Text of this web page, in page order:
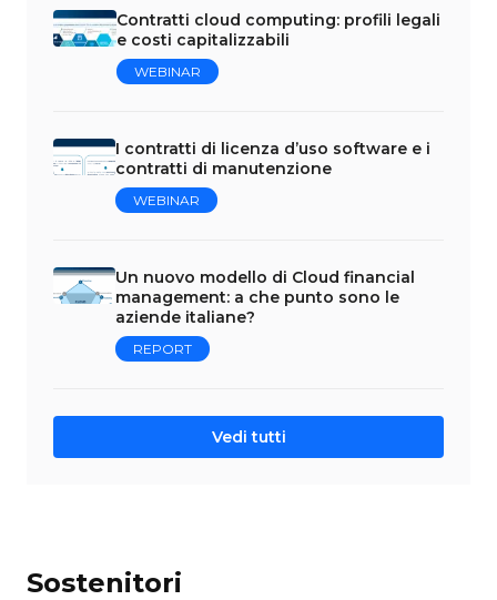
Contratti cloud computing: profili legali
e costi capitalizzabili
WEBINAR
I contratti di licenza d’uso software e i
contratti di manutenzione
WEBINAR
Un nuovo modello di Cloud financial
management: a che punto sono le
aziende italiane?
REPORT
Vedi tutti
Sostenitori